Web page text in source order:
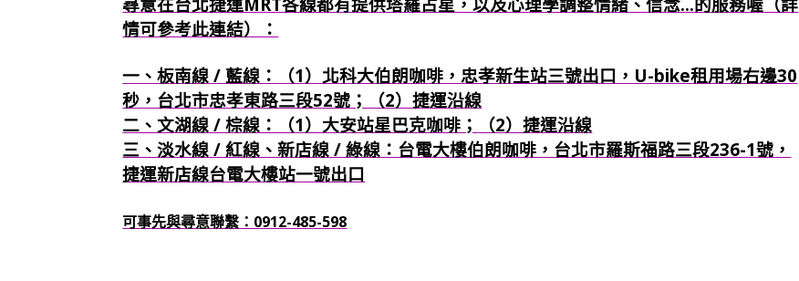
情可參考此連結）：
一、板南線 / 藍線：（1）北科大伯朗咖啡，忠孝新生站三號出口，U-bike租用場右邊30
秒，台北市忠孝東路三段52號；（2）捷運沿線
二、文湖線 / 棕線：（1）大安站星巴克咖啡；
（2）捷運沿線
三、淡水線 / 紅線、新店線 / 綠線：台電大樓伯朗咖啡，台北市羅斯福路三段236-1號，
捷運新店線台電大樓站一號出口
可事先與尋意聯繫：0912-485-598